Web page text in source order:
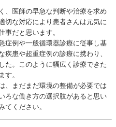
、医師の早急な判断や治療を求め
切な対応により患者さんは元気に
事だと思います。
症例や一般循環器診療に従事し基
患や超重症例の診療に携わり、
た。このように幅広く診療できた
す。
、まだまだ環境の整備が必要では
ろな働き方の選択肢があると思い
てください。